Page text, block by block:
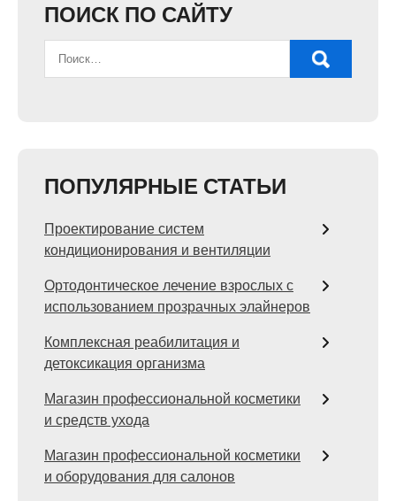
ПОИСК ПО САЙТУ
ПОПУЛЯРНЫЕ СТАТЬИ
Проектирование систем
кондиционирования и вентиляции
Ортодонтическое лечение взрослых с
использованием прозрачных элайнеров
Комплексная реабилитация и
детоксикация организма
Магазин профессиональной косметики
и средств ухода
Магазин профессиональной косметики
и оборудования для салонов